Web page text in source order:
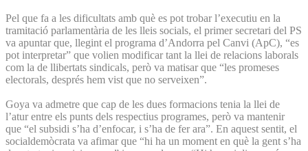
Pel que fa a les dificultats amb què es pot trobar l’executiu en la
tramitació parlamentària de les lleis socials, el primer secretari del PS
va apuntar que, llegint el programa d’Andorra pel Canvi (ApC), “es
pot interpretar” que volien modificar tant la llei de relacions laborals
com la de llibertats sindicals, però va matisar que “les promeses
electorals, després hem vist que no serveixen”.
Goya va admetre que cap de les dues formacions tenia la llei de
l’atur entre els punts dels respectius programes, però va mantenir
que “el subsidi s’ha d’enfocar, i s’ha de fer ara”. En aquest sentit, el
socialdemòcrata va afimar que “hi ha un moment en què la gent s’ha